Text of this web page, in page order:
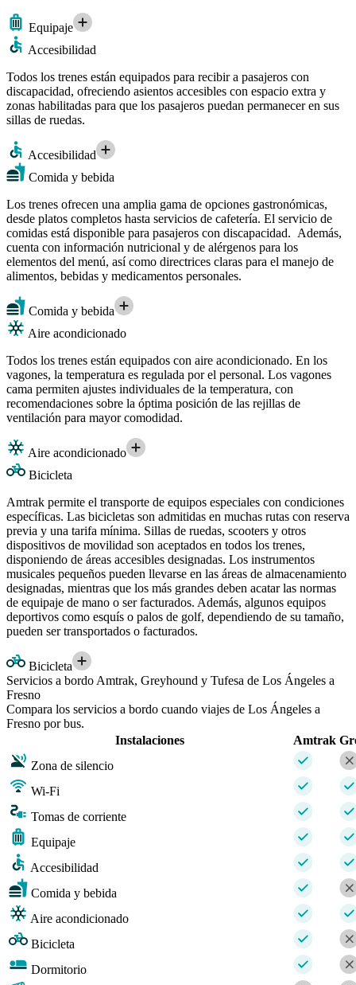
Equipaje
Accesibilidad
Todos los trenes están equipados para recibir a pasajeros con
discapacidad, ofreciendo asientos accesibles con espacio extra y
zonas habilitadas para que los pasajeros puedan permanecer en sus
sillas de ruedas.
Accesibilidad
Comida y bebida
Los trenes ofrecen una amplia gama de opciones gastronómicas,
desde platos completos hasta servicios de cafetería. El servicio de
comidas está disponible para pasajeros con discapacidad. Además,
cuenta con información nutricional y de alérgenos para los
elementos del menú, así como directrices claras para el manejo de
alimentos, bebidas y medicamentos personales.
Comida y bebida
Aire acondicionado
Todos los trenes están equipados con aire acondicionado. En los
vagones, la temperatura es regulada por el personal. Los vagones
cama permiten ajustes individuales de la temperatura, con
recomendaciones sobre la óptima posición de las rejillas de
ventilación para mayor comodidad.
Aire acondicionado
Bicicleta
Amtrak permite el transporte de equipos especiales con condiciones
específicas. Las bicicletas son admitidas en muchas rutas con reserva
previa y una tarifa mínima. Sillas de ruedas, scooters y otros
dispositivos de movilidad son aceptados en todos los trenes,
disponiendo de áreas accesibles designadas. Los instrumentos
musicales pequeños pueden llevarse en las áreas de almacenamiento
designadas, mientras que los más grandes deben acatar las normas
de equipaje de mano o ser facturados. Además, algunos equipos
deportivos como esquís o palos de golf, dependiendo de su tamaño,
pueden ser transportados o facturados.
Bicicleta
Servicios a bordo Amtrak, Greyhound y Tufesa de Los Ángeles a
Fresno
Compara los servicios a bordo cuando viajes de Los Ángeles a
Fresno por bus.
Instalaciones
Amtrak
Zona de silencio
Wi-Fi
Tomas de corriente
Equipaje
Accesibilidad
Comida y bebida
Aire acondicionado
Bicicleta
Dormitorio